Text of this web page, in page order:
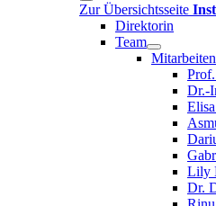
Zur Übersichtsseite
Direktorin
Team
Dr.-
Lily
Dr.